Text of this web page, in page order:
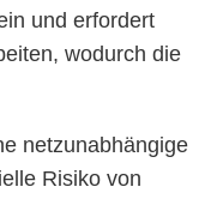
und erfordert
wodurch die
netzunabhängige
Risiko von